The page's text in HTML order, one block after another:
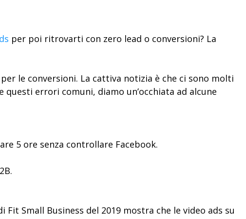
per poi ritrovarti con zero lead o conversioni? La
le conversioni. La cattiva notizia è che ci sono molti
errori comuni, diamo un’occhiata ad alcune
5 ore senza controllare Facebook.
Small Business del 2019 mostra che le video ads su